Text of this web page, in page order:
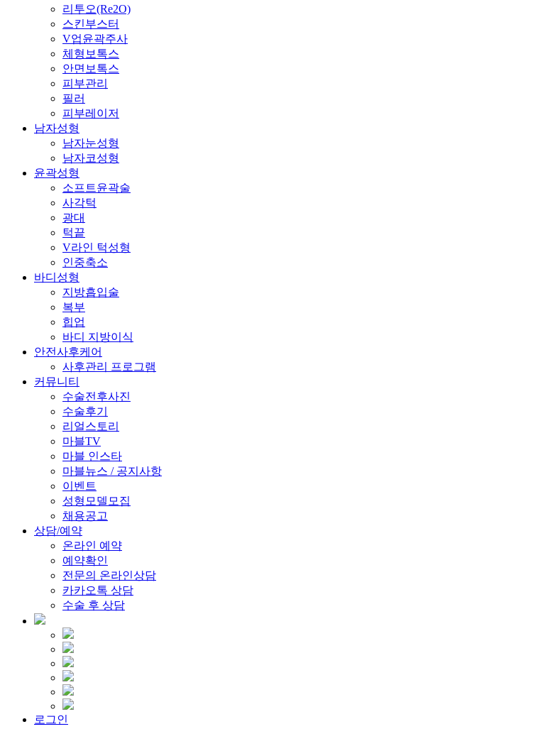
리투오(Re2O)
스킨부스터
V업윤곽주사
체형보톡스
안면보톡스
피부관리
필러
피부레이저
남자성형
남자눈성형
남자코성형
윤곽성형
소프트윤곽술
사각턱
광대
턱끝
V라인 턱성형
인중축소
바디성형
지방흡입술
복부
힙업
바디 지방이식
안전사후케어
사후관리 프로그램
커뮤니티
수술전후사진
수술후기
리얼스토리
마블TV
마블 인스타
마블뉴스 / 공지사항
이벤트
성형모델모집
채용공고
상담/예약
온라인 예약
예약확인
전문의 온라인상담
카카오톡 상담
수술 후 상담
로그인